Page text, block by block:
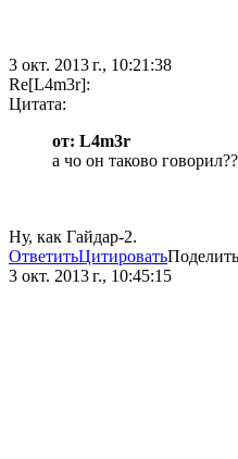
3 окт. 2013 г., 10:21:38
Re[L4m3r]:
Цитата:
от: L4m3r
a чо он таково
Ну, как Гайдар-2.
ОтветитьЦитировать
3 окт. 2013 г., 10:45:15